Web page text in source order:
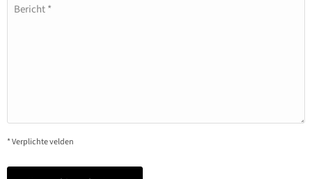
Bericht *
* Verplichte velden